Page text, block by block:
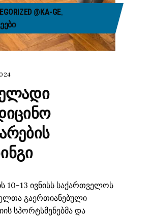
@KA-GE,
10-13 ივნისს საქართველოს
გაერთიანებული
სპორტსმენებმა და